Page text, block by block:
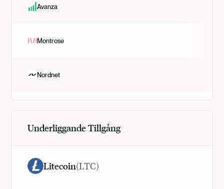
Avanza
Montrose
Nordnet
Underliggande Tillgång
Litecoin(LTC)